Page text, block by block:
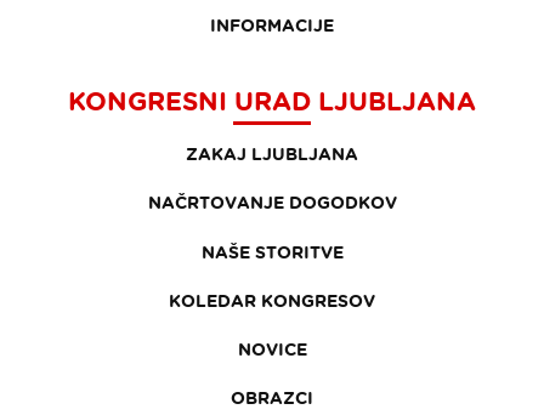
INFORMACIJE
KONGRESNI URAD LJUBLJANA
ZAKAJ LJUBLJANA
NAČRTOVANJE DOGODKOV
NAŠE STORITVE
KOLEDAR KONGRESOV
NOVICE
OBRAZCI